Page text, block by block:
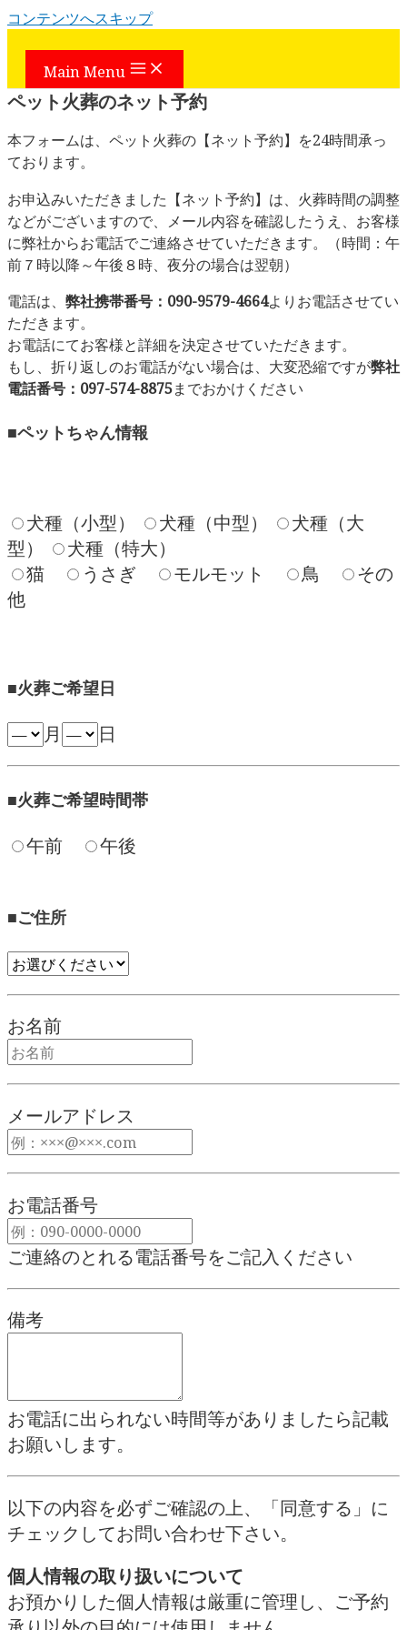
コンテンツへスキップ
Main Menu
ペット火葬のネット予約
本フォームは、ペット火葬の【ネット予約】を24時間承っ
ております。
お申込みいただきました【ネット予約】は、火葬時間の調整
などがございますので、メール内容を確認したうえ、お客様
に弊社からお電話でご連絡させていただきます。
（時間：午
前７時以降～午後８時、夜分の場合は翌朝）
電話は、 弊社携帯番号：090-9579-4664よりお電話させてい
ただきます。
お電話にてお客様と詳細を決定させていただきます。
もし、折り返しのお電話がない場合は、大変恐縮ですが弊社
電話番号：097-574-8875までおかけください
■ペットちゃん情報
犬種（小型） 犬種（中型）
犬種（大
型）
犬種（特大）
猫
うさぎ モルモット 鳥
その
他
■火葬ご希望日
月 日
■火葬ご希望時間帯
午前 午後
■ご住所
お名前
メールアドレス
お電話番号
ご連絡のとれる電話番号をご記入ください
備考
お電話に出られない時間等がありましたら記載
お願いします。
以下の内容を必ずご確認の上、「同意する」に
チェックしてお問い合わせ下さい。
個人情報の取り扱いについて
お預かりした個人情報は厳重に管理し、ご予約